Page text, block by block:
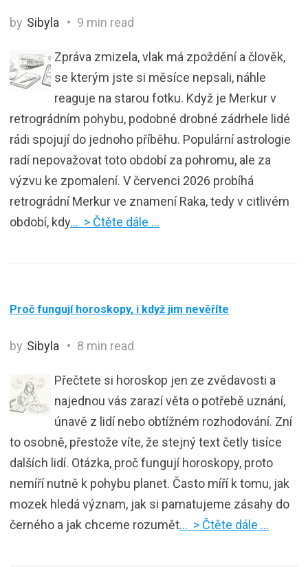
by Sibyla 9 min read
Zpráva zmizela, vlak má zpoždění a člověk,
se kterým jste si měsíce nepsali, náhle
reaguje na starou fotku. Když je Merkur v
retrográdním pohybu, podobné drobné zádrhele lidé
rádi spojují do jednoho příběhu. Populární astrologie
radí nepovažovat toto období za pohromu, ale za
výzvu ke zpomalení. V červenci 2026 probíhá
retrográdní Merkur ve znamení Raka, tedy v citlivém
období, kdy… > Čtěte dále …
Proč fungují horoskopy, i když jim nevěříte
by Sibyla 8 min read
Přečtete si horoskop jen ze zvědavosti a
najednou vás zarazí věta o potřebě uznání,
únavě z lidí nebo obtížném rozhodování. Zní
to osobně, přestože víte, že stejný text četly tisíce
dalších lidí. Otázka, proč fungují horoskopy, proto
nemíří nutně k pohybu planet. Často míří k tomu, jak
mozek hledá význam, jak si pamatujeme zásahy do
černého a jak chceme rozumět… > Čtěte dále …